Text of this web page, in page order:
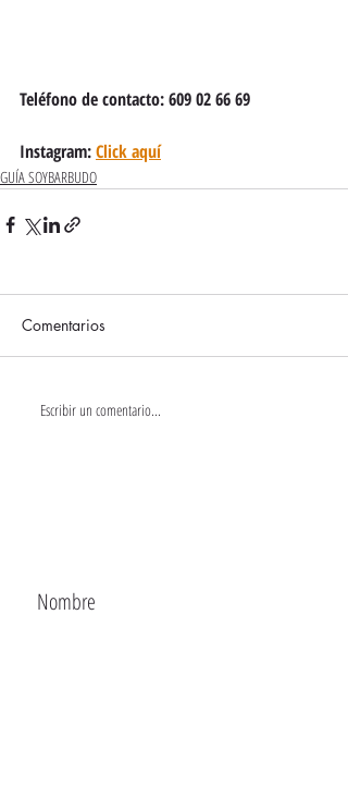
Teléfono de contacto: 609 02 66 69
Instagram: Click aquí
GUÍA SOYBARBUDO
Comentarios
Escribir un comentario...